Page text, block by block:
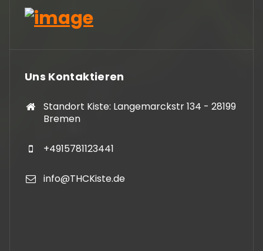
Uns Kontaktieren
Standort Kiste: Langemarckstr 134 - 28199
Bremen
+4915781123441
info@THCKiste.de